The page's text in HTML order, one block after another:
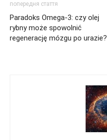
попередня стаття
Paradoks Omega-3: czy olej
rybny może spowolnić
regenerację mózgu po urazie?